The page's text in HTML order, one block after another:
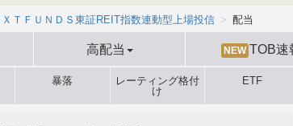
ＸＴＦＵＮＤＳ東証REIT指数連動型上場投信 配当
高配当 NEW TOB速
暴落
レーティング格付
け
ETF